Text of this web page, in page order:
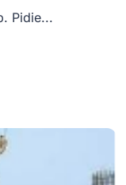
Pidie...